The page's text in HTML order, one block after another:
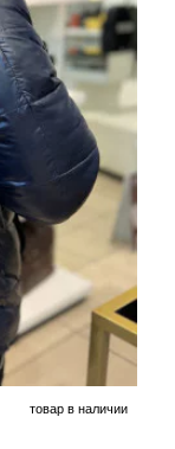
товар в наличии